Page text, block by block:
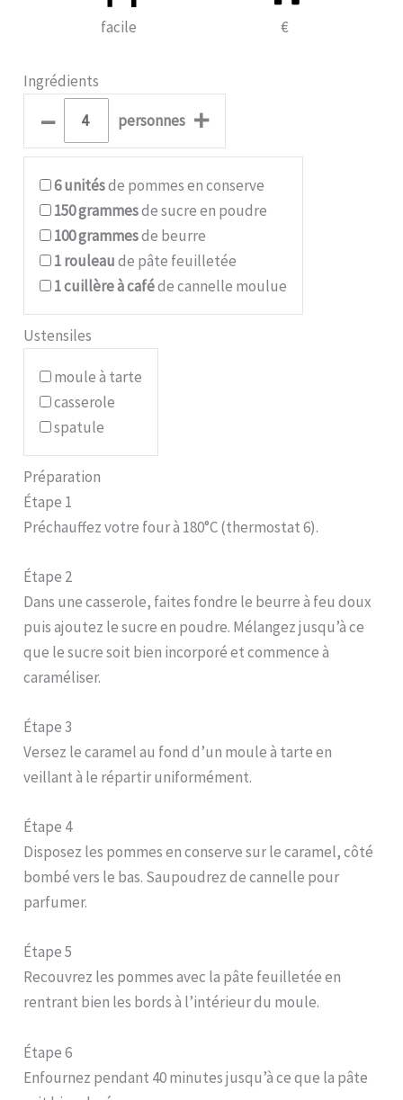
facile €
Ingrédients
– personnes +
6unitésde pommes en conserve
150grammesde sucre en poudre
100grammesde beurre
1rouleaude pâte feuilletée
1cuillère à caféde cannelle moulue
Ustensiles
moule à tarte
casserole
spatule
Préparation
Étape 1
Préchauffez votre four à 180°C (thermostat 6).
Étape 2
Dans une casserole, faites fondre le beurre à feu doux
puis ajoutez le sucre en poudre. Mélangez jusqu’à ce
que le sucre soit bien incorporé et commence à
caraméliser.
Étape 3
Versez le caramel au fond d’un moule à tarte en
veillant à le répartir uniformément.
Étape 4
Disposez les pommes en conserve sur le caramel, côté
bombé vers le bas. Saupoudrez de cannelle pour
parfumer.
Étape 5
Recouvrez les pommes avec la pâte feuilletée en
rentrant bien les bords à l’intérieur du moule.
Étape 6
Enfournez pendant 40 minutes jusqu’à ce que la pâte